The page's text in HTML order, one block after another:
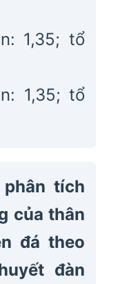
1,35; tổ
1,35; tổ
tích
của thân
đá theo
đàn